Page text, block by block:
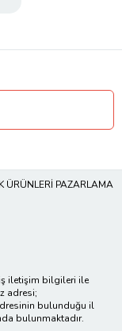
ÜRÜNLERİ PAZARLAMA
iletişim bilgileri ile
adresi;
bulunduğu il
bulunmaktadır.